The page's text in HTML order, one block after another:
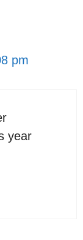
pm
year